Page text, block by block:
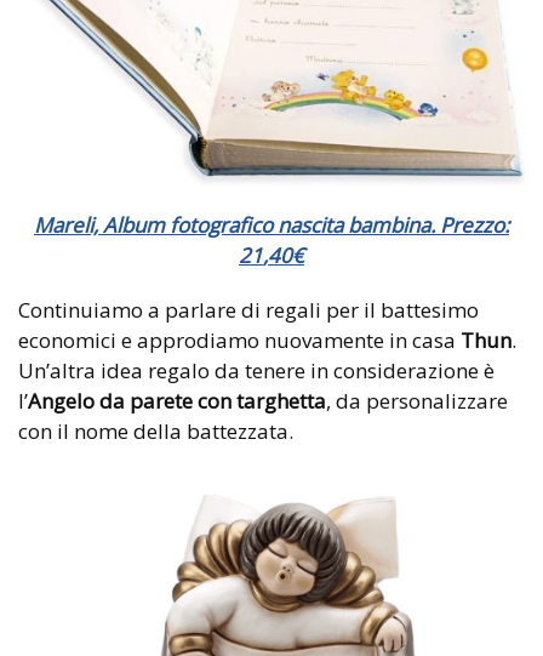
Mareli, Album fotografico nascita bambina. Prezzo:
21,40€
Continuiamo a parlare di regali per il battesimo
economici e approdiamo nuovamente in casa Thun.
Un’altra idea regalo da tenere in considerazione è
l’Angelo da parete con targhetta, da personalizzare
con il nome della battezzata.